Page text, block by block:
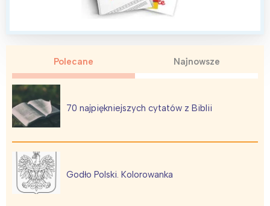
Polecane Najnowsze
70 najpiękniejszych cytatów z Biblii
Godło Polski. Kolorowanka